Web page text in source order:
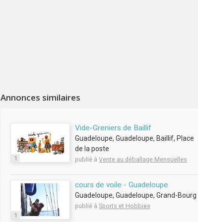
Annonces similaires
1
Vide-Greniers de Baillif
Guadeloupe, Guadeloupe, Baillif, Place
de la poste
publié àVente au déballage Mensuelles
1
cours de voile - Guadeloupe
Guadeloupe, Guadeloupe, Grand-Bourg
publié àSports et Hobbies